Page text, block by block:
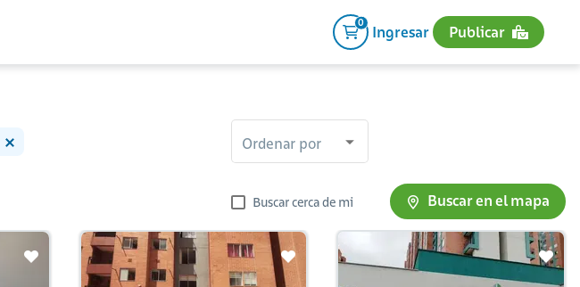
0
Ingresar Publicar
Ordenar por
Buscar cerca de mi Buscar en el mapa